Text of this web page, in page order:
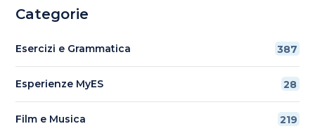
Categorie
Esercizi e Grammatica 387
Esperienze MyES 28
Film e Musica 219